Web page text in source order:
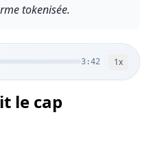
tokenisée.
3:42 1x
le cap